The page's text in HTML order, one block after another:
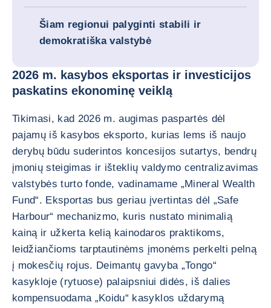
Šiam regionui palyginti stabili ir
demokratiška valstybė
2026 m. kasybos eksportas ir investicijos
paskatins ekonominę veiklą
Tikimasi, kad 2026 m. augimas paspartės dėl
pajamų iš kasybos eksporto, kurias lems iš naujo
derybų būdu suderintos koncesijos sutartys, bendrų
įmonių steigimas ir išteklių valdymo centralizavimas
valstybės turto fonde, vadinamame „Mineral Wealth
Fund“. Eksportas bus geriau įvertintas dėl „Safe
Harbour“ mechanizmo, kuris nustato minimalią
kainą ir užkerta kelią kainodaros praktikoms,
leidžiančioms tarptautinėms įmonėms perkelti pelną
į mokesčių rojus. Deimantų gavyba „Tongo“
kasykloje (rytuose) palaipsniui didės, iš dalies
kompensuodama „Koidu“ kasyklos uždarymą